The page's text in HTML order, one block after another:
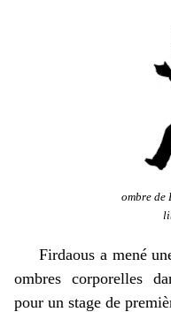
ombre de
Firdaous a mené
ombres corporelles
pour un stage de